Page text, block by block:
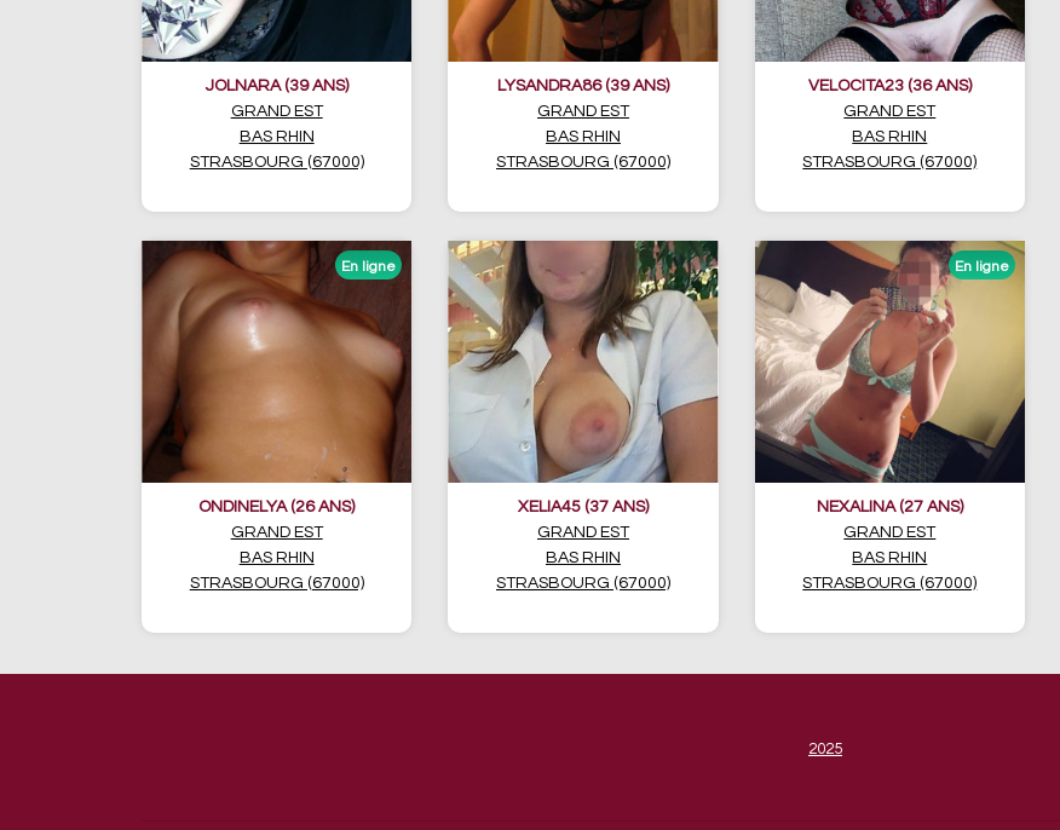
JOLNARA (39 ANS)
GRAND EST
BAS RHIN
STRASBOURG (67000)
LYSANDRA86 (39 ANS)
GRAND EST
BAS RHIN
STRASBOURG (67000)
VELOCITA23 (36 ANS)
GRAND EST
BAS RHIN
STRASBOURG (67000)
ONDINELYA (26 ANS)
GRAND EST
BAS RHIN
STRASBOURG (67000)
XELIA45 (37 ANS)
GRAND EST
BAS RHIN
STRASBOURG (67000)
NEXALINA (27 ANS)
GRAND EST
BAS RHIN
STRASBOURG (67000)
2025